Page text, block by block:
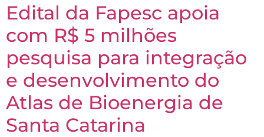
Edital da Fapesc apoia
com R$ 5 milhões
pesquisa para integração
e desenvolvimento do
Atlas de Bioenergia de
Santa Catarina